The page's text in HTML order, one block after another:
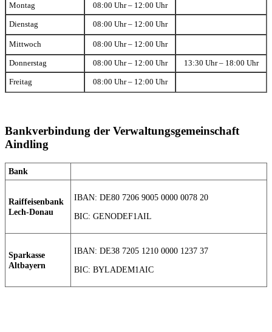
Montag 08:00 Uhr – 12:00 Uhr
Dienstag 08:00 Uhr – 12:00 Uhr
Mittwoch 08:00 Uhr – 12:00 Uhr
Donnerstag 08:00 Uhr – 12:00 Uhr 13:30 Uhr – 18:00 Uhr
Freitag 08:00 Uhr – 12:00 Uhr
Bankverbindung der Verwaltungsgemeinschaft
Aindling
Bank
Raiffeisenbank
Lech-Donau
IBAN: DE80 7206 9005 0000 0078 20
BIC: GENODEF1AIL
Sparkasse
Altbayern
IBAN: DE38 7205 1210 0000 1237 37
BIC: BYLADEM1AIC